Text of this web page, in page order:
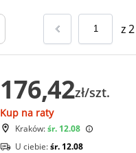
z2
176,42zł/szt.
Kup na raty
Kraków:śr. 12.08
U ciebie:śr. 12.08